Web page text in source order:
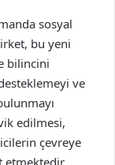
sosyal
bu yeni
bilincini
ve
edilmesi,
çevreye
etmektedir.